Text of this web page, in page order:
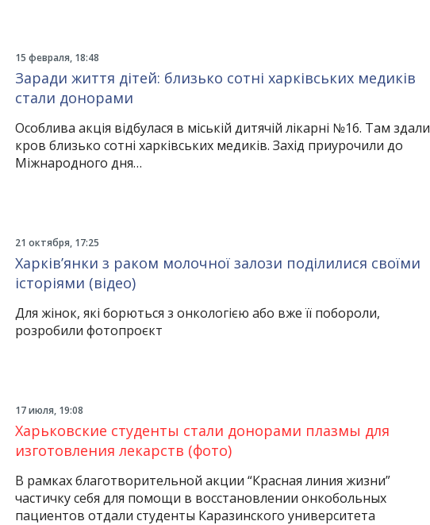
15 февраля, 18:48
Заради життя дітей: близько сотні харківських медиків
стали донорами
Особлива акція відбулася в міській дитячій лікарні №16. Там здали
кров близько сотні харківських медиків. Захід приурочили до
Міжнародного дня…
21 октября, 17:25
Харків’янки з раком молочної залози поділилися своїми
історіями (відео)
Для жінок, які борються з онкологією або вже її побороли,
розробили фотопроєкт
17 июля, 19:08
Харьковские студенты стали донорами плазмы для
изготовления лекарств (фото)
В рамках благотворительной акции “Красная линия жизни”
частичку себя для помощи в восстановлении онкобольных
пациентов отдали студенты Каразинского университета